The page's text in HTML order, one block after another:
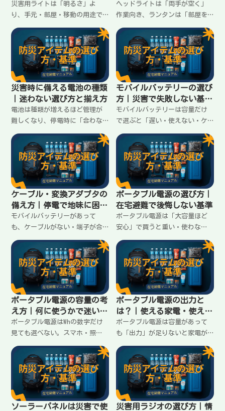
災害用ライトは「明るさ」よ
り、手元・部屋・移動の用途で
時に困らないための必要数の考
え方と、電池・充電の落とし穴
も整理します。
ない選び方
ヘッドライトは「両手が空く」
作業向き、ランタンは「部屋を
困らないための役割分担と、家
での置き場所の決め方をまとめ
ます。
災害時に備える電池の種類
｜迷わない選び方と揃え方
電池は種類が増えるほど管理が
難しくなり、停電時に「合わな
に揃える考え方、充電池の扱
い、交換の優先順位を在宅避難
向けに整理します。
モバイルバッテリーの選び
方｜災害で失敗しない基準
はこの4つ
モバイルバッテリーは容量だけ
で選ぶと「遅い・使えない・ケ
避難で困らないための4つの基準
（出力・端子・容量・運用）と
揃え方をまとめます。
ケーブル・変換アダプタの
備え方｜停電で地味に困る
ポイント
モバイルバッテリーがあって
も、ケーブルがない・端子が合
バラバラでも迷わないように、
最低限揃えるべきケーブルと変
換の考え方をまとめます。
ポータブル電源の選び方｜
在宅避難で後悔しない基準
ポータブル電源は「大容量ほど
安心」で買うと重い・使わな
難で必要なのは“何に使う
か”を先に決めること。失敗し
ない基準と考え方をまとめま
す。
ポータブル電源の容量の考
え方｜何に使うかで迷いを
終わらせる
ポータブル電源はWhの数字だけ
見ても選べない。スマホ・照
の」を先に決め、何時間・何回
の目安に落として容量を決める
考え方を在宅避難向けに整理し
ます。
ポータブル電源の出力と
は？｜使える家電・使えな
い家電の分かれ目
ポータブル電源は容量があって
も「出力」が足りないと家電が
の分かれ目、在宅避難で優先す
べき家電の考え方を分かりやす
くまとめます。
ソーラーパネルは災害で使
災害用ラジオの選び方｜情